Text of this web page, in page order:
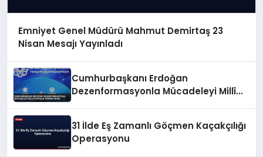
Emniyet Genel Müdürü Mahmut Demirtaş 23
Nisan Mesajı Yayınladı
Cumhurbaşkanı Erdoğan
Dezenformasyonla Mücadeleyi Millî
31 İlde Eş Zamanlı Göçmen Kaçakçılığı
Operasyonu